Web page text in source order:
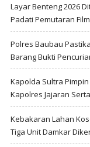
Layar Benteng 2026
Padati Pemutaran
Polres Baubau
Barang Bukti
Kapolda Sultra
Kapolres Jajaran
Kebakaran Lahan
Tiga Unit Damkar